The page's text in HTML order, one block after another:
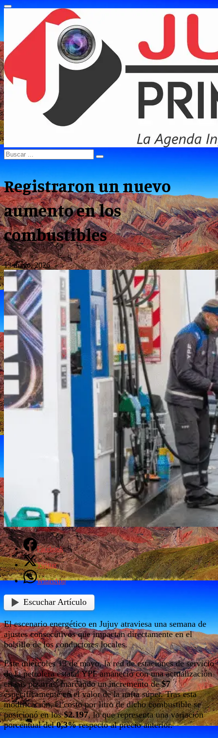
Primary
Search
for:
Search
Registraron un nuevo
aumento en los
combustibles
13 mayo, 2026
Facebook
Twitter
WhatsApp
Escuchar Artículo
El escenario energético en Jujuy atraviesa una semana de
ajustes consecutivos que impactan directamente en el
bolsillo de los conductores locales.
Este miércoles 13 de mayo, la red de estaciones de servicio
de la petrolera estatal YPF amaneció con una actualización
en sus pizarras, marcando un incremento de$7
específicamente en el valor de la nafta súper. Tras esta
modificación, el costo por litro de dicho combustible se
posicionó en los$2.197, lo que representa una variación
porcentual del0,3%respecto al precio anterior.